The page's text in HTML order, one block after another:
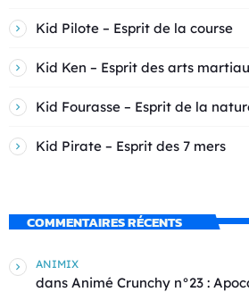
Kid Pilote – Esprit de la course
Kid Ken – Esprit des arts
Kid Fourasse – Esprit de la
Kid Pirate – Esprit des 7 mers
COMMENTAIRES RÉCENTS
ANIMIX
dans Animé Crunchy n°23 :